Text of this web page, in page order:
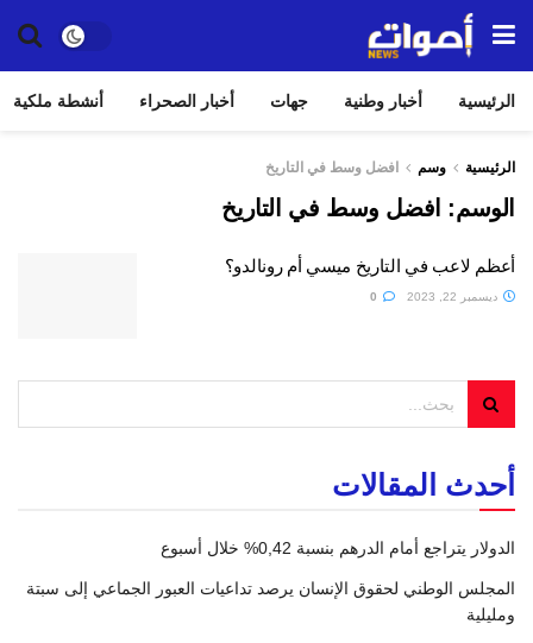
الرئيسية أخبار وطنية جهات أخبار الصحراء أنشطة ملكية
الرئيسية وسم افضل وسط في التاريخ
الوسم: افضل وسط في التاريخ
أعظم لاعب في التاريخ ميسي أم رونالدو؟
ديسمبر 22, 2023
أحدث المقالات
الدولار يتراجع أمام الدرهم بنسبة 0,42% خلال أسبوع
المجلس الوطني لحقوق الإنسان يرصد تداعيات العبور الجماعي إلى سبتة
ومليلية